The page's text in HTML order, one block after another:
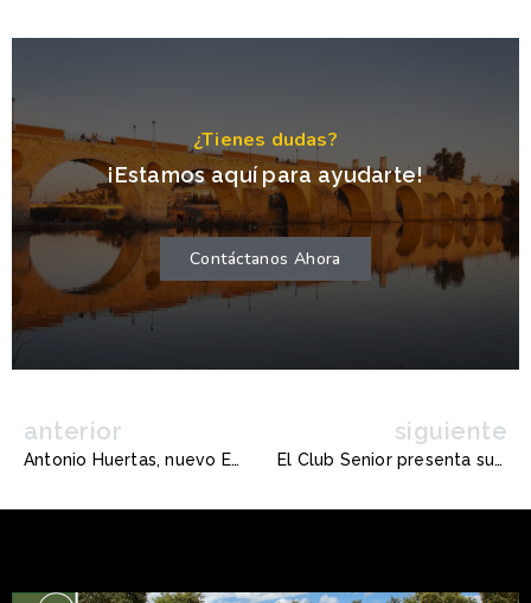
¿Tienes dudas?
¡Estamos aquí para ayudarte!
Contáctanos Ahora
anterior
Antonio Huertas, nuevo Embajador Honorario de la Marca España: Un referente de nuestra tierra
siguiente
El Club Senior presenta su Informe 2026 en la Feria del Libro de Badajoz